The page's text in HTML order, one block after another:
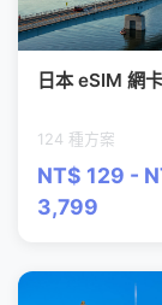
日本 eSIM 網卡
124 種方案
NT$ 129 -
3,799